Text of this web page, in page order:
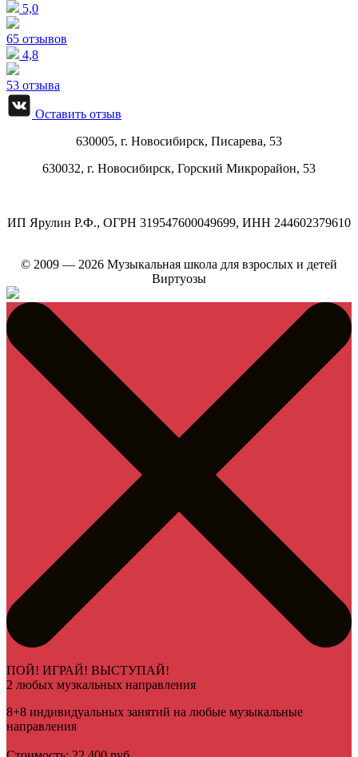
5,0
65 отзывов
4,8
53 отзыва
Оставить отзыв
630005, г. Новосибирск, Писарева, 53
630032, г. Новосибирск, Горский Микрорайон, 53
ИП Ярулин Р.Ф., ОГРН 319547600049699, ИНН 244602379610
© 2009 — 2026 Музыкальная школа для взрослых и детей
Виртуозы
ПОЙ! ИГРАЙ! ВЫСТУПАЙ!
2 любых музкальных направления
8+8 индивидуальных занятий на любые музыкальные
направления